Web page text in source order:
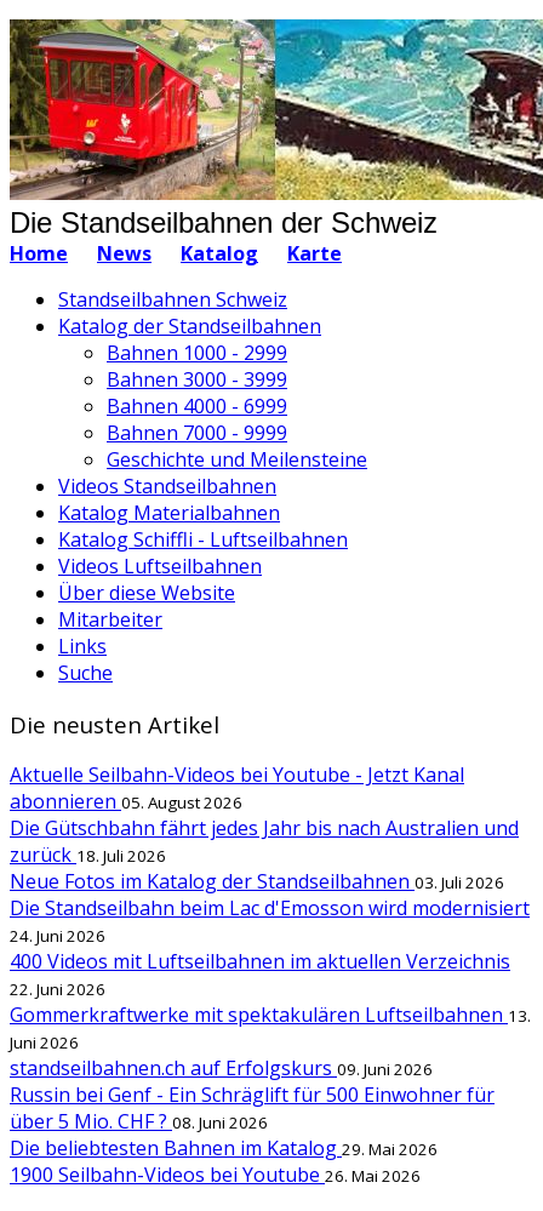
Die Standseilbahnen der Schweiz
Home News Katalog
Karte
Standseilbahnen Schweiz
Katalog der Standseilbahnen
Bahnen 1000 - 2999
Bahnen 3000 - 3999
Bahnen 4000 - 6999
Bahnen 7000 - 9999
Geschichte und Meilensteine
Videos Standseilbahnen
Katalog Materialbahnen
Katalog Schiffli - Luftseilbahnen
Videos Luftseilbahnen
Über diese Website
Mitarbeiter
Links
Suche
Die neusten Artikel
Aktuelle Seilbahn-Videos bei Youtube - Jetzt Kanal
abonnieren 05. August 2026
Die Gütschbahn fährt jedes Jahr bis nach Australien und
zurück 18. Juli 2026
Neue Fotos im Katalog der Standseilbahnen 03. Juli 2026
Die Standseilbahn beim Lac d'Emosson wird modernisiert
24. Juni 2026
400 Videos mit Luftseilbahnen im aktuellen Verzeichnis
22. Juni 2026
Gommerkraftwerke mit spektakulären Luftseilbahnen 13.
Juni 2026
standseilbahnen.ch auf Erfolgskurs 09. Juni 2026
Russin bei Genf - Ein Schräglift für 500 Einwohner für
über 5 Mio. CHF ? 08. Juni 2026
Die beliebtesten Bahnen im Katalog 29. Mai 2026
1900 Seilbahn-Videos bei Youtube 26. Mai 2026